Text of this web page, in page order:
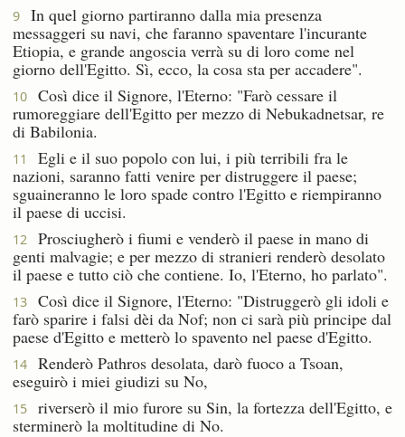
9
In quel giorno partiranno dalla mia presenza
messaggeri su navi, che faranno spaventare l'incurante
Etiopia, e grande angoscia verrà su di loro come nel
giorno dell'Egitto. Sì, ecco, la cosa sta per accadere".
10
Così dice il Signore, l'Eterno: "Farò cessare il
rumoreggiare dell'Egitto per mezzo di Nebukadnetsar, re
di Babilonia.
11
Egli e il suo popolo con lui, i più terribili fra le
nazioni, saranno fatti venire per distruggere il paese;
sguaineranno le loro spade contro l'Egitto e riempiranno
il paese di uccisi.
12
Prosciugherò i fiumi e venderò il paese in mano di
genti malvagie; e per mezzo di stranieri renderò desolato
il paese e tutto ciò che contiene. Io, l'Eterno, ho parlato".
13
Così dice il Signore, l'Eterno: "Distruggerò gli idoli e
farò sparire i falsi dèi da Nof; non ci sarà più principe dal
paese d'Egitto e metterò lo spavento nel paese d'Egitto.
14
Renderò Pathros desolata, darò fuoco a Tsoan,
eseguirò i miei giudizi su No,
15
riverserò il mio furore su Sin, la fortezza dell'Egitto, e
sterminerò la moltitudine di No.